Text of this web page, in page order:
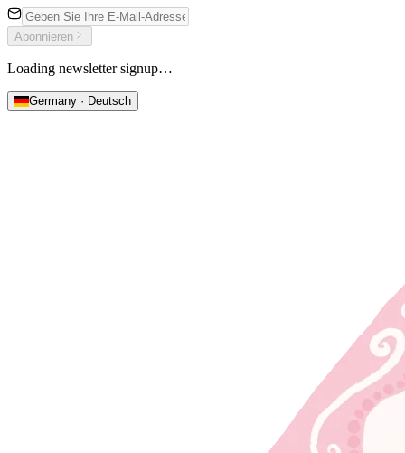
Abonnieren
Loading newsletter signup…
Germany · Deutsch